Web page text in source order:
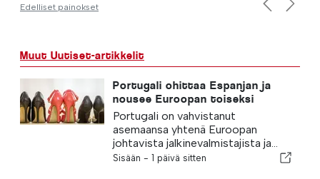
Edelliset painokset Previous
Next
Muut Uutiset-artikkelit
Portugali ohittaa Espanjan ja
nousee Euroopan toiseksi
suurimmaksi jalkineiden
valmistajaksi
Portugali on vahvistanut
asemaansa yhtenä Euroopan
johtavista jalkinevalmistajista ja...
Sisään - 1 päivä sitten